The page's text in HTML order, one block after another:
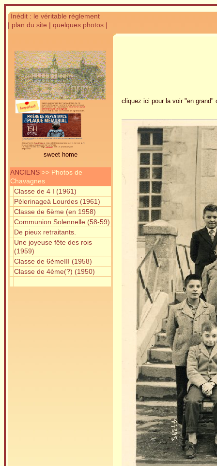
Inédit : le véritable règlement
| plan du site | quelques photos |
sweet home
ANCIENS >> Photos de
Chavagnes
Classe de 4 I (1961)
Pèlerinageà Lourdes (1961)
Classe de 6ème (en 1958)
Communion Solennelle (58-59)
De pieux retraitants.
Une joyeuse fête des rois
(1959)
Classe de 6èmeIII (1958)
Classe de 4ème(?) (1950)
cliquez ici pour la voir "en grand"